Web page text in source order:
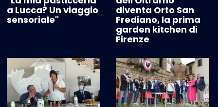
a Lucca? Un viaggio
sensoriale"
diventa Orto San
Frediano, la prima
garden kitchen di
Firenze